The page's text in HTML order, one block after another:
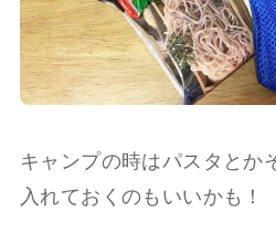
キャンプの時はパスタとか
入れておくのもいいかも！